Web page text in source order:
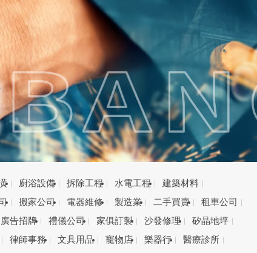
廚浴設備 拆除工程 水電工程
建築材料
搬家公司 電器維修 製造業 二手買賣
租車公司
廣告招牌 禮儀公司 家俱訂製 沙發修理
矽晶地坪
律師事務 文具用品 寵物店 樂器行
醫療診所